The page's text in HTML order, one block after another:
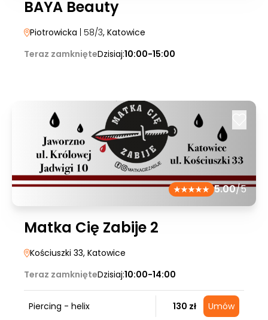
BAYA Beauty
Piotrowicka | 58/3, Katowice
Teraz zamknięteDzisiaj:10:00-15:00
5.00/5
Matka Cię Zabije 2
Kościuszki 33, Katowice
Teraz zamknięteDzisiaj:10:00-14:00
Piercing - helix 130 zł Umów